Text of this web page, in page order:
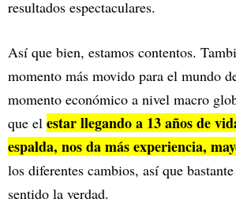
resultados espectaculares.
Así que bien, estamos contentos.
momento más movido para el mundo
momento económico a nivel macro
que el estar llegando a 13 años de
espalda, nos da más experiencia,
los diferentes cambios, así que
sentido la verdad.